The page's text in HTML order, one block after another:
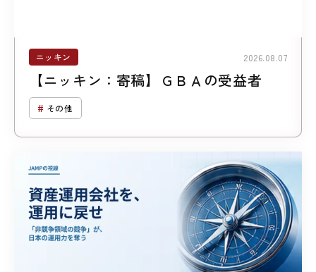
ニッキン 2026.08.07
【ニッキン：寄稿】ＧＢＡの受益者
その他